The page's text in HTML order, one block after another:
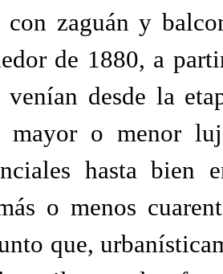
con zaguán y
de 1880, a
venían desde la
mayor o menor
hasta
o menos
que,